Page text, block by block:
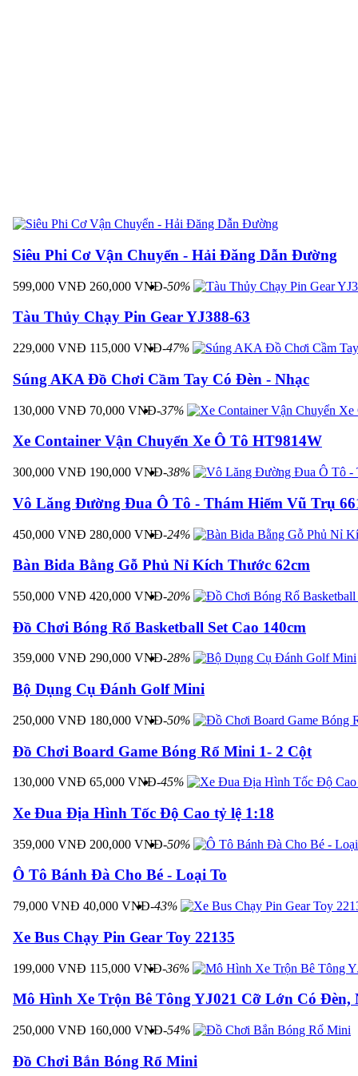
Siêu Phi Cơ Vận Chuyển - Hải Đăng Dẫn Đường
599,000 VNĐ 260,000 VNĐ-50%
Tàu Thủy Chạy Pin Gear YJ388-63
229,000 VNĐ 115,000 VNĐ-47%
Súng AKA Đồ Chơi Cầm Tay Có Đèn - Nhạc
130,000 VNĐ 70,000 VNĐ-37%
Xe Container Vận Chuyển Xe Ô Tô HT9814W
300,000 VNĐ 190,000 VNĐ-38%
Vô Lăng Đường Đua Ô Tô - Thám Hiểm Vũ Trụ
450,000 VNĐ 280,000 VNĐ-24%
Bàn Bida Bằng Gỗ Phủ Nỉ Kích Thước 62cm
550,000 VNĐ 420,000 VNĐ-20%
Đồ Chơi Bóng Rổ Basketball Set Cao 140cm
359,000 VNĐ 290,000 VNĐ-28%
Bộ Dụng Cụ Đánh Golf Mini
250,000 VNĐ 180,000 VNĐ-50%
Đồ Chơi Board Game Bóng Rổ Mini 1- 2 Cột
130,000 VNĐ 65,000 VNĐ-45%
Xe Đua Địa Hình Tốc Độ Cao tỷ lệ 1:18
359,000 VNĐ 200,000 VNĐ-50%
Ô Tô Bánh Đà Cho Bé - Loại To
79,000 VNĐ 40,000 VNĐ-43%
Xe Bus Chạy Pin Gear Toy 22135
199,000 VNĐ 115,000 VNĐ-36%
Mô Hình Xe Trộn Bê Tông YJ021 Cỡ Lớn Có Đèn,
250,000 VNĐ 160,000 VNĐ-54%
Đồ Chơi Bắn Bóng Rổ Mini